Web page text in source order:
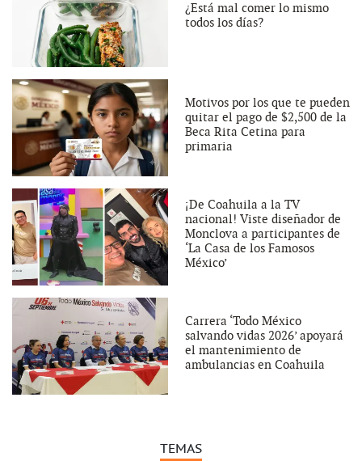
¿Está mal comer lo mismo
todos los días?
Motivos por los que te pueden
quitar el pago de $2,500 de la
Beca Rita Cetina para
primaria
¡De Coahuila a la TV
nacional! Viste diseñador de
Monclova a participantes de
‘La Casa de los Famosos
México’
Carrera ‘Todo México
salvando vidas 2026’ apoyará
el mantenimiento de
ambulancias en Coahuila
TEMAS